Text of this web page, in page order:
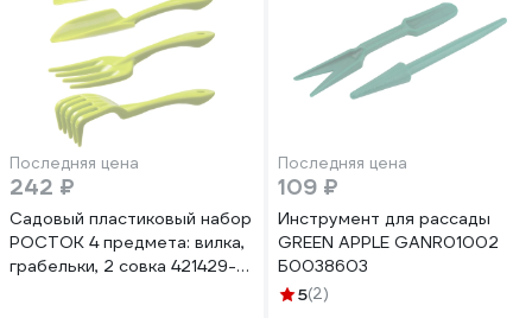
Последняя цена
242 ₽
Садовый пластиковый набор
РОСТОК 4 предмета: вилка,
грабельки, 2 совка 421429-
Последняя цена
109 ₽
Инструмент для рассады
GREEN APPLE GANR01002
Б0038603
5(2)